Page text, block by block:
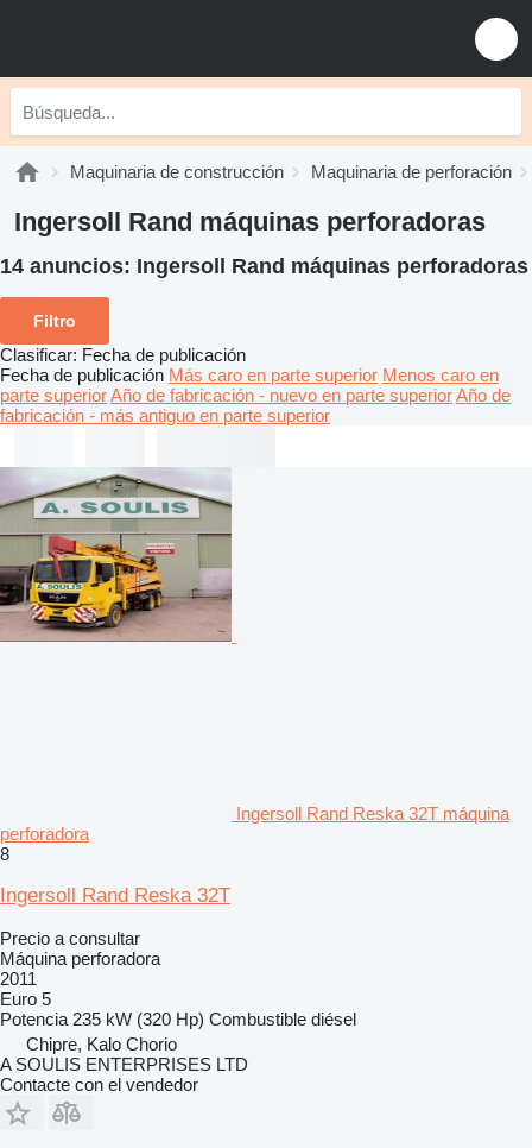
Maquinaria de construcción Maquinaria de perforación
Ingersoll Rand máquinas perforadoras
14 anuncios: Ingersoll Rand máquinas perforadoras
Filtro
Clasificar: Fecha de publicación
Fecha de publicación Más caro en parte superior Menos caro en
parte superiorAño de fabricación - nuevo en parte superiorAño de
fabricación - más antiguo en parte superior
Ingersoll Rand Reska 32T máquina
perforadora
8
Ingersoll Rand Reska 32T
Precio a consultar
Máquina perforadora
2011
Euro 5
Potencia 235 kW (320 Hp) Combustible diésel
Chipre, Kalo Chorio
A SOULIS ENTERPRISES LTD
Contacte con el vendedor